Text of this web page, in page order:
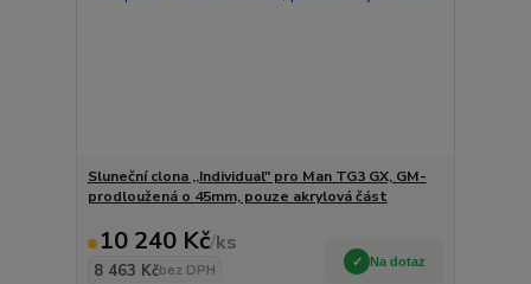
Sluneční clona ,,Individual" pro Man TG3 GX, GM-
prodloužená o 45mm, pouze akrylová část
10 240 Kč/ks
8 463 Kčbez DPH
Na dotaz